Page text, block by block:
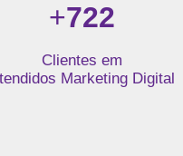
+722
Clientes em
Marketing Digital